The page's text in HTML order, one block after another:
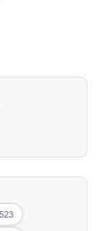
523